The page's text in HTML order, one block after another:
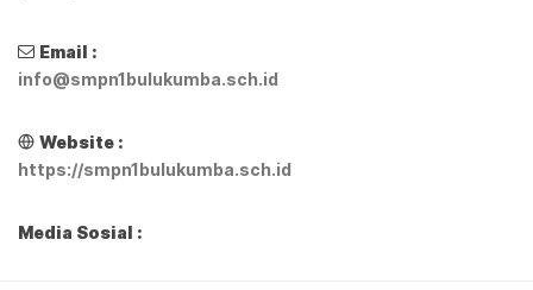
Email :
info@smpn1bulukumba.sch.id
Website :
https://smpn1bulukumba.sch.id
Media Sosial :